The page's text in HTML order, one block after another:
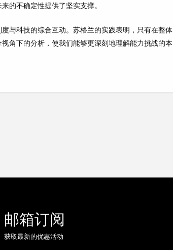
的不确定性提供了坚实支撑。
与科技的综合互动。苏格兰的实践表明，只有在整体
角下的分析，使我们能够更深刻地理解能力挑战的本
邮箱订阅
获取最新的优惠活动